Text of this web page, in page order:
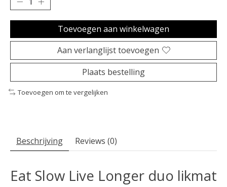
Toevoegen aan winkelwagen
Aan verlanglijst toevoegen
Plaats bestelling
Toevoegen om te vergelijken
Beschrijving Reviews (0)
Eat Slow Live Longer duo likmat